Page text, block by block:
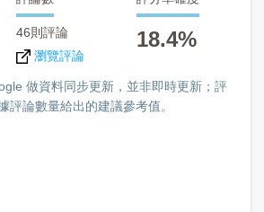
46則評論
瀏覽評論
18.4%
做資料同步更新，並非即時更新；評
評論數量給出的建議參考值。